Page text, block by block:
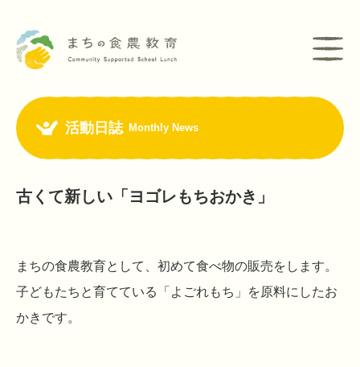
活動日誌 Monthly News
古くて新しい「ヨゴレもちおかき」
まちの食農教育として、初めて食べ物の販売をします。
子どもたちと育てている「よごれもち」を原料にしたお
かきです。